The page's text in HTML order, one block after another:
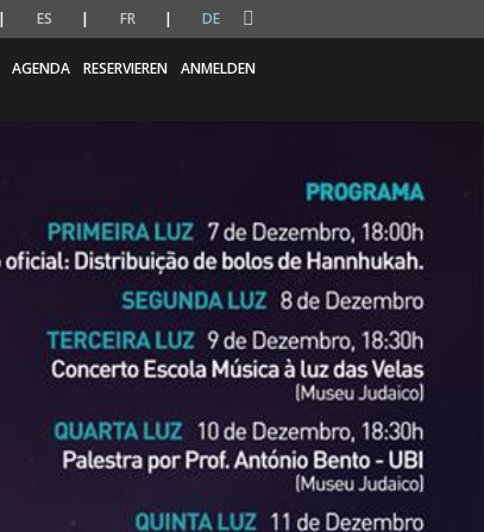
ES FR DE
AGENDA RESERVIEREN ANMELDEN